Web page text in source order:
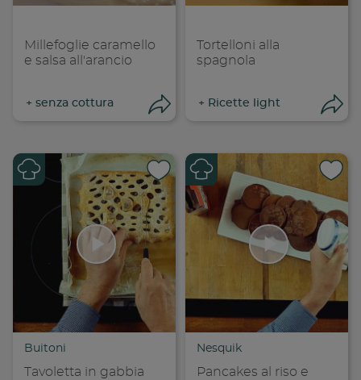
Millefoglie caramello
e salsa all'arancio
+ senza cottura
Condividi su
Copia link
Tortelloni alla
spagnola
+ Ricette light
Buitoni
Tavoletta in gabbia
Nesquik
Pancakes al riso e